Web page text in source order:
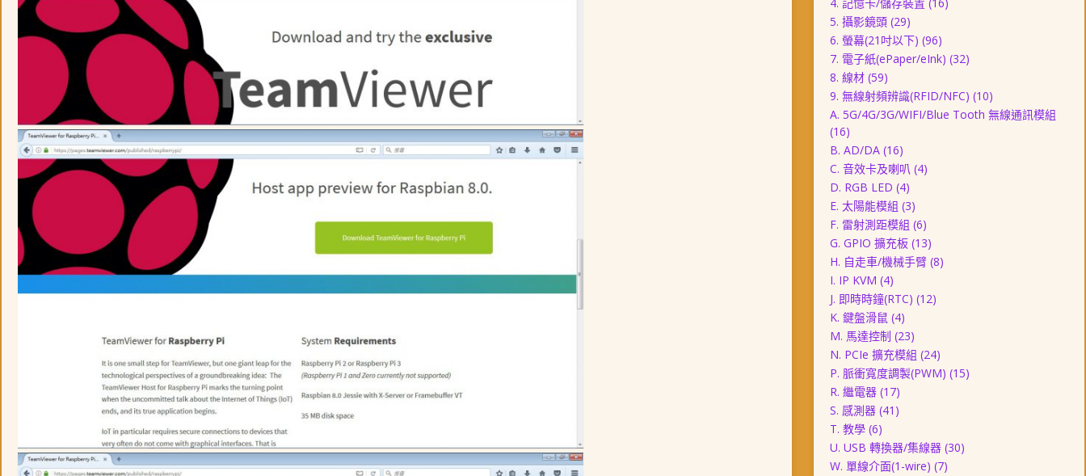
5. 攝影鏡頭 (29)
6. 螢幕(21吋以下) (96)
7. 電子紙(ePaper/eInk) (32)
8. 線材 (59)
9. 無線射頻辨識(RFID/NFC) (10)
A. 5G/4G/3G/WIFI/Blue Tooth 無線通訊模組
(16)
B. AD/DA (16)
C. 音效卡及喇叭 (4)
D. RGB LED (4)
E. 太陽能模組 (3)
F. 雷射測距模組 (6)
G. GPIO 擴充板 (13)
H. 自走車/機械手臂 (8)
I. IP KVM (4)
J. 即時時鐘(RTC) (12)
K. 鍵盤滑鼠 (4)
M. 馬達控制 (23)
N. PCIe 擴充模組 (24)
P. 脈衝寬度調製(PWM) (15)
R. 繼電器 (17)
S. 感測器 (41)
T. 教學 (6)
U. USB 轉換器/集線器 (30)
W. 單線介面(1-wire) (7)